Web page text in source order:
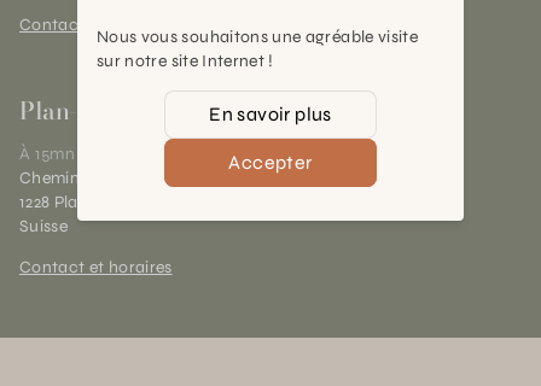
Contact et horaires
Plan-les-Ouates
À 15mn du centre de Genève
Chemin des Charrotons 25
1228 Plan-les-Ouates (GE)
Suisse
Contact et horaires
Nous vous souhaitons une agréable visite
sur notre site Internet !
En savoir plus
Accepter